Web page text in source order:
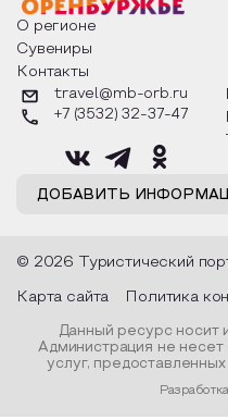
о том, как встречают новый
разных уголках страны,
обряды совершают на
благополучие, в чем схожи
различаются традиции.
Дед Мороз и откуда он
его называют в разных
страны и как появились
О регионе
Сувениры
Контакты
ДОБАВИТЬ
travel@mb-orb.ru
+7 (3532) 32-37-47
© 2026 Туристический
Карта сайта Политика
Данный ресурс носит
Администрация не несет
услуг,